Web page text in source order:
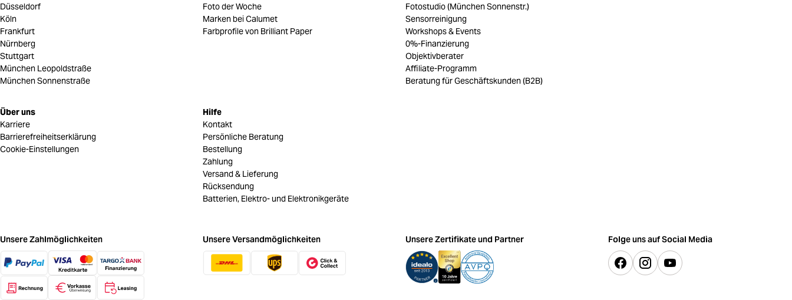
Düsseldorf
Köln
Frankfurt
Nürnberg
Stuttgart
München Leopoldstraße
München Sonnenstraße
Über uns
Karriere
Barrierefreiheitserklärung
Cookie-Einstellungen
Foto der Woche
Marken bei Calumet
Farbprofile von Brilliant Paper
Hilfe
Kontakt
Persönliche Beratung
Bestellung
Zahlung
Versand & Lieferung
Rücksendung
Batterien, Elektro- und Elektronikgeräte
Fotostudio (München Sonnenstr.)
Sensorreinigung
Workshops & Events
0%-Finanzierung
Objektivberater
Affiliate-Programm
Beratung für Geschäftskunden (B2B)
Unsere Zahlmöglichkeiten Unsere Versandmöglichkeiten Unsere Zertifikate und Partner Folge uns auf Social Media